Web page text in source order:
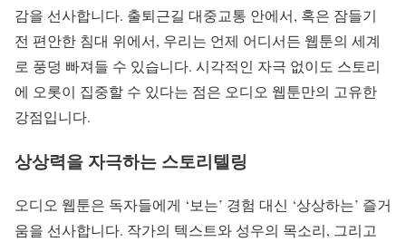
감을 선사합니다. 출퇴근길 대중교통 안에서, 혹은 잠들기
전 편안한 침대 위에서, 우리는 언제 어디서든 웹툰의 세계
로 풍덩 빠져들 수 있습니다. 시각적인 자극 없이도 스토리
에 오롯이 집중할 수 있다는 점은 오디오 웹툰만의 고유한
강점입니다.
상상력을 자극하는 스토리텔링
오디오 웹툰은 독자들에게 ‘보는’ 경험 대신 ‘상상하는’ 즐거
움을 선사합니다. 작가의 텍스트와 성우의 목소리, 그리고